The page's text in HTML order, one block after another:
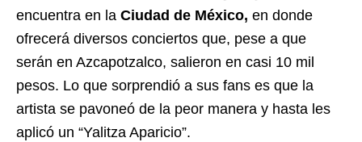
encuentra en la Ciudad de México, en donde
ofrecerá diversos conciertos que, pese a que
serán en Azcapotzalco, salieron en casi 10 mil
pesos. Lo que sorprendió a sus fans es que la
artista se pavoneó de la peor manera y hasta les
aplicó un “Yalitza Aparicio”.